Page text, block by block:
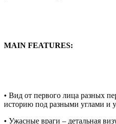
MAIN FEATURES:
• Вид от первого лица разных
историю под разными углами и
• Ужасные враги – детальная